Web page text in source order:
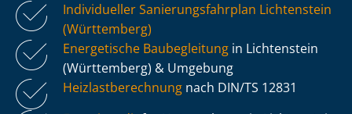
Individueller Sa­nie­rungs­fahr­plan Lichtenstein
(Württemberg)
Energetische Baubegleitung in Lichtenstein
(Württemberg) & Umgebung
Heiz­last­be­rech­nung nach DIN/TS 12831